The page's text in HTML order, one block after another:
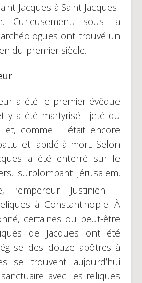
Jacques à Saint-Jacques-
Curieusement, sous la
ont trouvé un
du premier siècle.
a été le premier évêque
y a été martyrisé : jeté du
comme il était encore
et lapidé à mort. Selon
a été enterré sur le
surplombant Jérusalem.
l’empereur Justinien II
à Constantinople. À
certaines ou peut-être
de Jacques ont été
des douze apôtres à
se trouvent aujourd’hui
avec les reliques